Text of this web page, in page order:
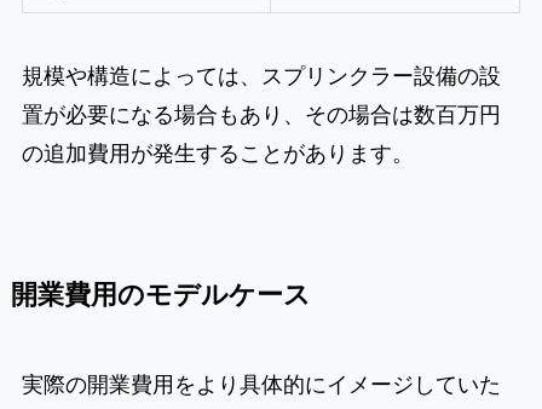
規模や構造によっては、スプリンクラー設備の設
置が必要になる場合もあり、その場合は数百万円
の追加費用が発生することがあります。
開業費用のモデルケース
実際の開業費用をより具体的にイメージしていた